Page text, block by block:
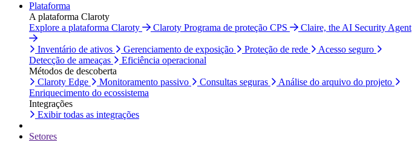
Plataforma
A plataforma Claroty
Explore a plataforma Claroty
Claroty Programa de proteção CPS Claire, the AI Security Agent
Inventário de ativos Gerenciamento de exposição Proteção de rede
Acesso seguro
Detecção de ameaças
Eficiência operacional
Métodos de descoberta
Claroty Edge
Monitoramento passivo Consultas seguras
Análise do arquivo do projeto
Enriquecimento do ecossistema
Integrações
Exibir todas as integrações
Setores